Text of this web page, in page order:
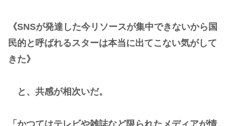
《SNSが発達した今リソースが集中できないから国
民的と呼ばれるスターは本当に出てこない気がして
きた》
と、共感が相次いだ。
「かつてはテレビや雑誌など限られたメディアが情